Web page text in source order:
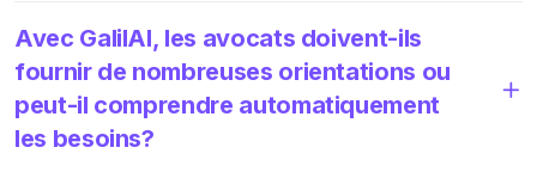
Avec GalilAI, les avocats doivent-ils
fournir de nombreuses orientations ou
peut-il comprendre automatiquement
les besoins?